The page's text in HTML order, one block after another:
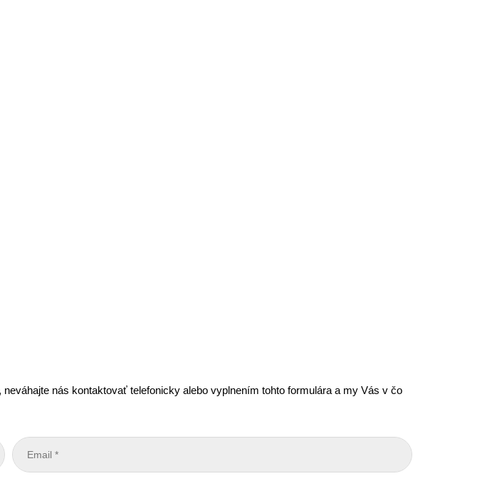
nás kontaktovať telefonicky alebo vyplnením tohto formulára a my Vás v čo